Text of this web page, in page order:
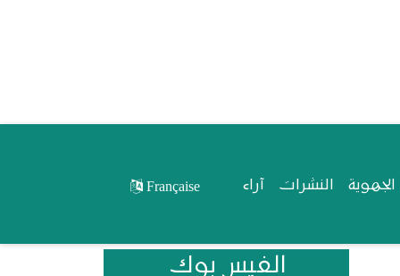
النشرات آراء Française
الفيس بوك